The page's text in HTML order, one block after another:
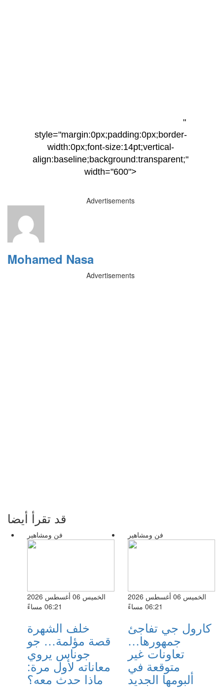
"
style="margin:0px;padding:0px;border-
width:0px;font-size:14pt;vertical-
align:baseline;background:transparent;"
width="600">
Advertisements
Mohamed Nasa
Advertisements
قد تقرأ أيضا
فن ومشاهير
الخميس 06 أغسطس 2026
06:21 مساءً
خلف الشهرة
قصة مؤلمة… جو
جوناس يروي
معاناته لأول مرة:
ماذا حدث معه؟
فن ومشاهير
الخميس 06 أغسطس 2026
06:21 مساءً
كارول جي تفاجئ
جمهورها…
تعاونات غير
متوقعة في
ألبومها الجديد